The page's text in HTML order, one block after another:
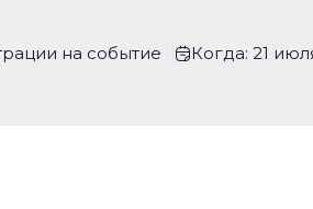
на событие Когда: 21